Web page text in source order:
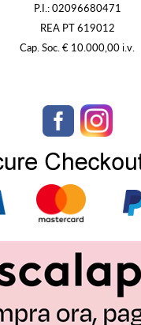
P.I.: 02096680471
REA PT 619012
Cap. Soc. € 10.000,00 i.v.